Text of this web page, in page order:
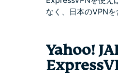
なく、日本のVPN
Yahoo!